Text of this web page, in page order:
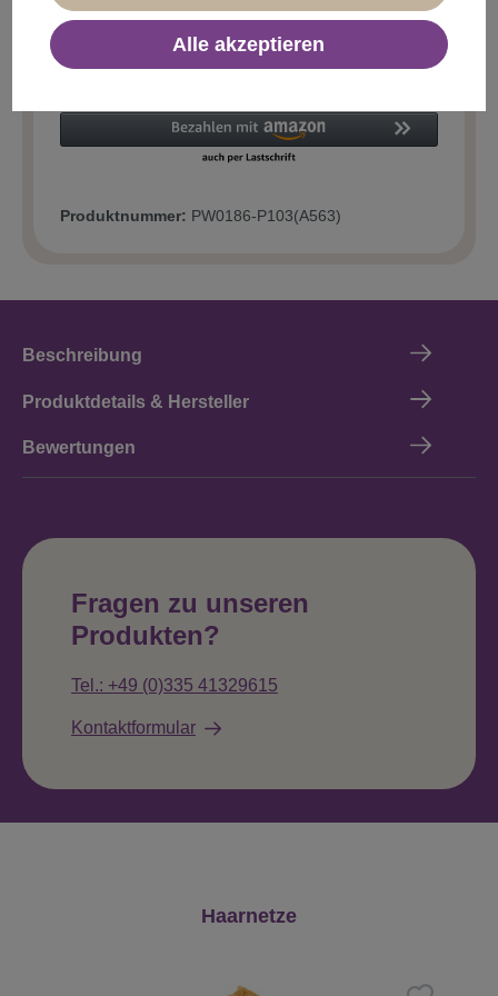
In den Warenkorb
Produktnummer: PW0186-P103(A563)
Beschreibung
Produktdetails & Hersteller
Bewertungen
Fragen zu unseren
Produkten?
Tel.: +49 (0)335 41329615
Kontaktformular
Produktgalerie überspringen
Haarnetze
Alle akzeptieren